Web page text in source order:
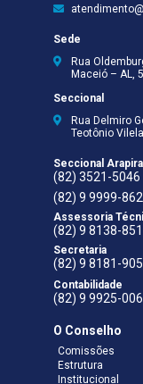
Sede
Rua
Maceió – AL,
Seccional
Rua Delmiro
Teotônio
Seccional
(82) 3521-5046
(82) 9 9999-
Assessoria
(82) 9 8138-
Secretaria
(82) 9 8181-
Contabilidade
(82) 9 9925-
O Conselho
Comissões
Estrutura
Institucional